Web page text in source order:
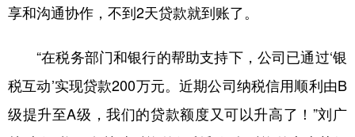
享和沟通协作，不到2天贷款就到账了。
“在税务部门和银行的帮助支持下，公司已通过‘银
税互动’实现贷款200万元。近期公司纳税信用顺利由B
级提升至A级，我们的贷款额度又可以升高了！”刘广